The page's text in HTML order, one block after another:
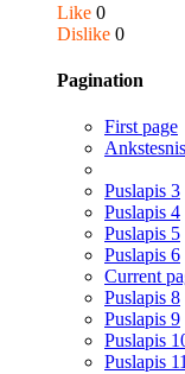
Like 0
Dislike 0
Pagination
First page
Puslapis 3
Puslapis 4
Puslapis 5
Puslapis 6
Current
Puslapis 8
Puslapis 9
Puslapis
Puslapis